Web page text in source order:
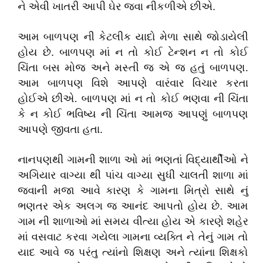
ને એવી ખાતરી આપી ઘેર જવા નીકળીએ છીએ.
આમ બાળપણ ની કેટલીક યાદો મેળા સાથે જોડાયેલી
હોય છે. બાળપણ માં ન તો કોઈ ટેન્શન ન તો કોઈ
ચિંતા બસ મોજ અને મસ્તી જ એ જ હતું બાળપણ.
આમ બાળપણ વિશે આપણે વારંવાર વિચાર કરતા
હોઈએ છીએ. બાળપણ માં ન તો કોઈ ભણવા ની ચિંતા
કે ન કોઈ ભવિષ્ય ની ચિંતા આમજ આપણું બાળપણ
આપણે જીવતા હતા.
નાનપણથી ગામની શાળા ઓ માં ભણતાં વિદ્યાર્થીઓ ને
અગિયાર વાગ્યા થી પાંચ વાગ્યા સુધી ચાલતી શાળા માં
જવાની મજા આવે કારણ કે ગામના મિત્રો સાથે નું
ભણતર એક અલગ જ આનંદ આપતો હોય છે. આમ
ગામ ની શાળાઓ માં સમય વીત્યા હોય એ કારણે શહેર
માં વસવાટ કરવા ગયેલા ગામના વ્યક્તિ ને તેનું ગામ તો
યાદ આવે જ પરંતુ ત્યાંનો શિક્ષણ અને ત્યાંના શિક્ષકો